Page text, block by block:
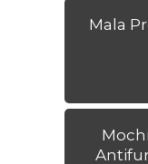
Mala